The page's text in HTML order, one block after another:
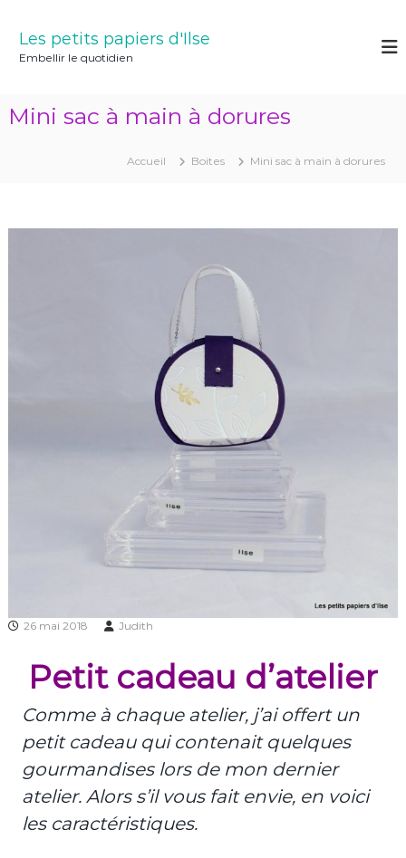
Les petits papiers d'Ilse
Embellir le quotidien
Mini sac à main à dorures
Accueil Boites Mini sac à main à dorures
26 mai 2018 Judith
Petit cadeau d’atelier
Comme à chaque atelier, j’ai offert un
petit cadeau qui contenait quelques
gourmandises lors de mon dernier
atelier. Alors s’il vous fait envie, en voici
les caractéristiques.